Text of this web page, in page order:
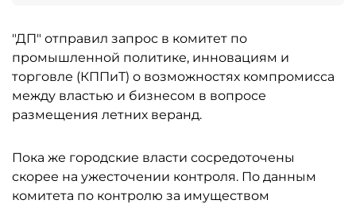
"ДП" отправил запрос в комитет по
промышленной политике, инновациям и
торговле (КППиТ) о возможностях компромисса
между властью и бизнесом в вопросе
размещения летних веранд.
Пока же городские власти сосредоточены
скорее на ужесточении контроля. По данным
комитета по контролю за имуществом